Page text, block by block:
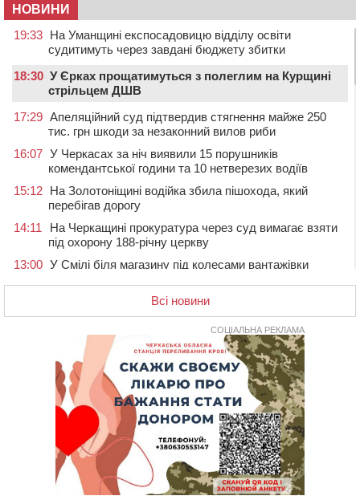
НОВИНИ
19:33 На Уманщині експосадовицю відділу освіти
судитимуть через завдані бюджету збитки
18:30 У Єрках прощатимуться з полеглим на Курщині
стрільцем ДШВ
17:29 Апеляційний суд підтвердив стягнення майже 250
тис. грн шкоди за незаконний вилов риби
16:07 У Черкасах за ніч виявили 15 порушників
комендантської години та 10 нетверезих водіїв
15:12 На Золотоніщині водійка збила пішохода, який
перебігав дорогу
14:11
На Черкащині прокуратура через суд вимагає взяти
під охорону 188-річну церкву
13:00 У Смілі біля магазину під колесами вантажівки
У Черкасах пропонують для приватизації
п’ятиповерховий об’єкт у центрі міста
Не вистачає стажу для пенсії: як його докупити та що
потрібно знати
У Черкасах виявили низку недоліків у гуртожитку, де
проживають ВПО
07 СЕРПНЯ 2026, П'ЯТНИЦЯ
На Черкащині врятували рідкісного чорного грифа
(ФОТО)
Черкаси виділять близько 20 млн грн на роботу
ліцею “Перспектива” до кінця року
Всі новини
СОЦІАЛЬНА РЕКЛАМА